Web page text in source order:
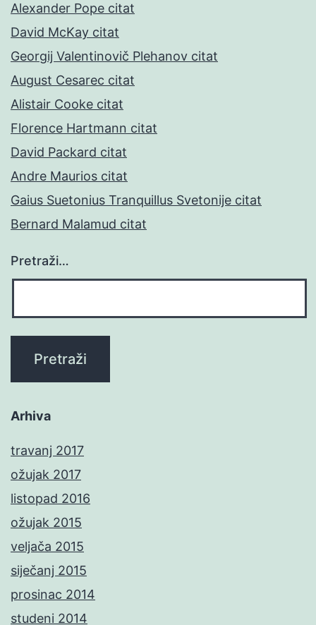
Alexander Pope citat
David McKay citat
Georgij Valentinovič Plehanov citat
August Cesarec citat
Alistair Cooke citat
Florence Hartmann citat
David Packard citat
Andre Maurios citat
Gaius Suetonius Tranquillus Svetonije citat
Bernard Malamud citat
Pretraži…
Arhiva
travanj 2017
ožujak 2017
listopad 2016
ožujak 2015
veljača 2015
siječanj 2015
prosinac 2014
studeni 2014